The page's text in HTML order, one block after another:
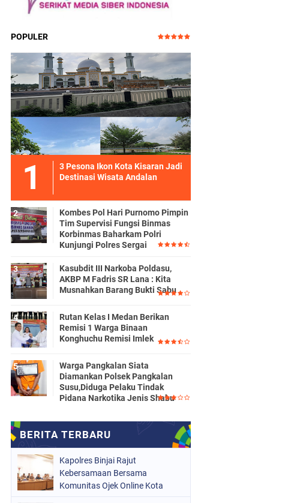
POPULER
3 Pesona Ikon Kota Kisaran Jadi
Destinasi Wisata Andalan
Kombes Pol Hari Purnomo Pimpin
Tim Supervisi Fungsi Binmas
Korbinmas Baharkam Polri
Kunjungi Polres Sergai
Kasubdit III Narkoba Poldasu,
AKBP M Fadris SR Lana : Kita
Musnahkan Barang Bukti Sabu
Rutan Kelas I Medan Berikan
Remisi 1 Warga Binaan
Konghuchu Remisi Imlek
Warga Pangkalan Siata
Diamankan Polsek Pangkalan
Susu,Diduga Pelaku Tindak
Pidana Narkotika Jenis Shabu
Kapolres Binjai Rajut
Kebersamaan Bersama
Komunitas Ojek Online Kota